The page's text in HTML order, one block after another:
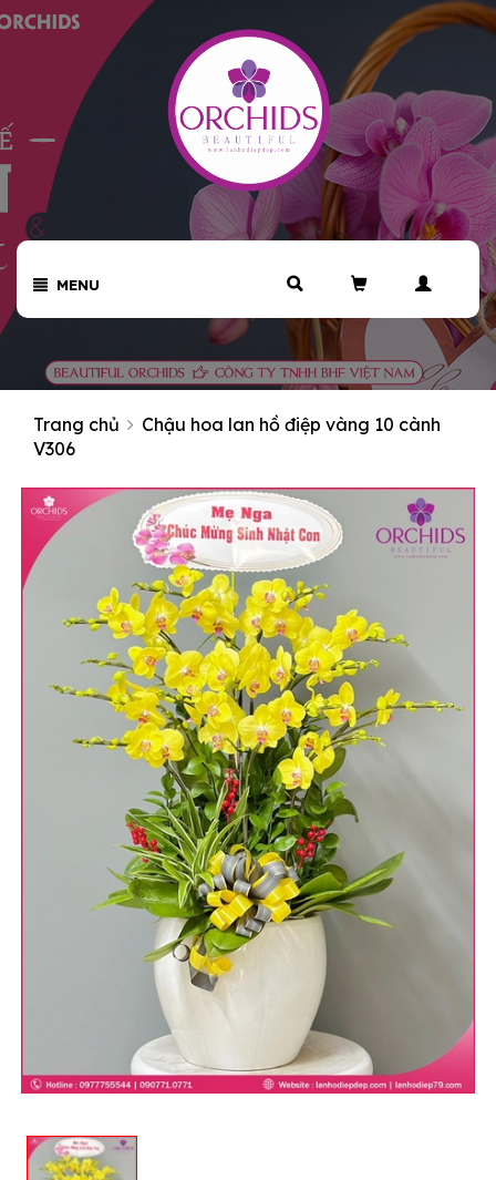
MENU
Trang chủ
Chậu hoa lan hồ điệp vàng 10 cành
V306